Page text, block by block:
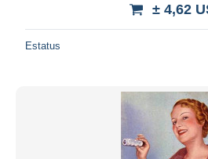
± 4,62
Estatus